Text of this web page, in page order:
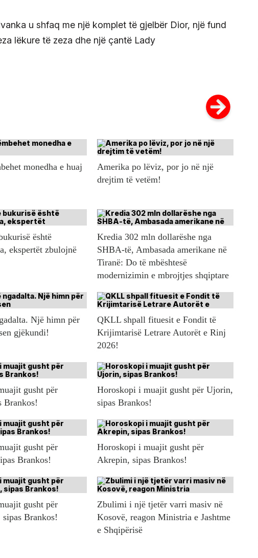
u shfaq me një komplet të gjelbër Dior, një fund
lëkure të zeza dhe një çantë Lady
monedha e huaj
Amerika po lëviz, por jo në një
drejtim të vetëm!
është
ekspertët zbulojnë
Kredia 302 mln dollarëshe nga
SHBA-të, Ambasada amerikane në
Tiranë: Do të mbështesë
modernizimin e mbrojtjes shqiptare
Një himn për
gjëkundi!
QKLL shpall fituesit e Fondit të
Krijimtarisë Letrare Autorët e Rinj
2026!
gusht për
Brankos!
Horoskopi i muajit gusht për Ujorin,
sipas Brankos!
gusht për
Brankos!
Horoskopi i muajit gusht për
Akrepin, sipas Brankos!
gusht për
Brankos!
Zbulimi i një tjetër varri masiv në
Kosovë, reagon Ministria e Jashtme
e Shqipërisë